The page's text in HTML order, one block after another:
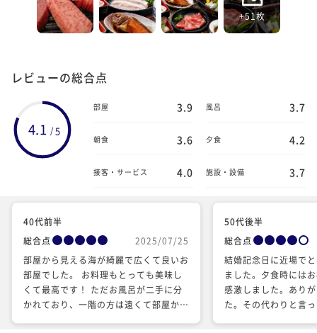
+51枚
レビューの総合点
4.1 / 5
部屋 3.9 風呂 3.7
朝食 3.6 夕食 4.2
接客・サービス 4.0 施設・設備 3.7
40代前半
総合点
2025/07/25
部屋から見える海が綺麗で広くて良いお
部屋でした。 お料理もとっても美味し
くて最高です！ ただお風呂が二手に分
かれており、一階の方は遠くて部屋から
50代後半
総合点
結婚記念日に近場で
ました。夕食時には
感激しました。あり
た。その代わりと言